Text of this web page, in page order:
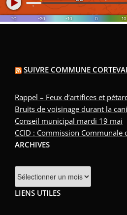
SUIVRE COMMUNE
Rappel – Feux d’artifices et
Bruits de voisinage durant la
Conseil municipal mardi 19 mai
CCID : Commission Communale
ARCHIVES
Archives
LIENS UTILES